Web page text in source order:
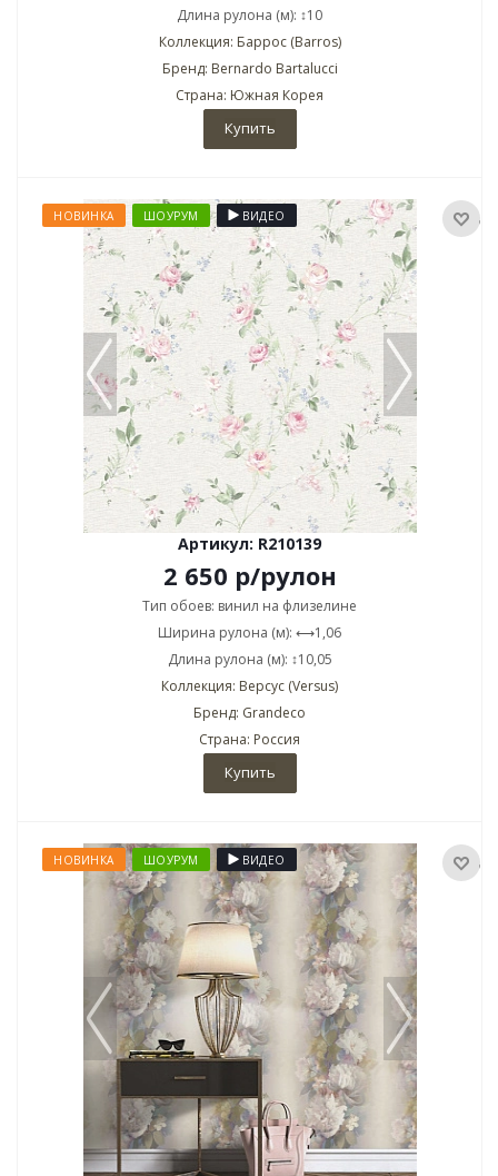
Длина рулона (м): ↕10
Коллекция: Баррос (Barros)
Бренд: Bernardo Bartalucci
Страна: Южная Корея
Купить
НОВИНКА ШОУРУМ ВИДЕО
Артикул: R210139
2 650 р/рулон
Тип обоев: винил на флизелине
Ширина рулона (м): ⟷1,06
Длина рулона (м): ↕10,05
Коллекция: Версус (Versus)
Бренд: Grandeco
Страна: Россия
Купить
НОВИНКА ШОУРУМ ВИДЕО